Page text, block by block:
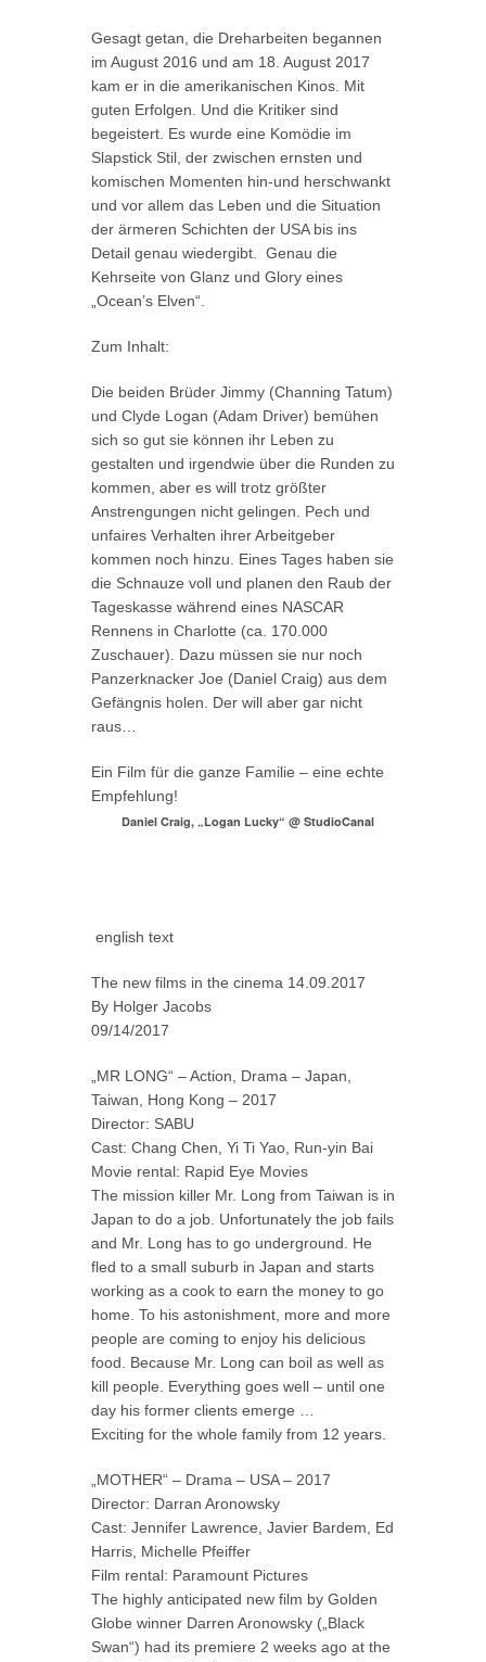
Gesagt getan, die Dreharbeiten begannen
im August 2016 und am 18. August 2017
kam er in die amerikanischen Kinos. Mit
guten Erfolgen. Und die Kritiker sind
begeistert. Es wurde eine Komödie im
Slapstick Stil, der zwischen ernsten und
komischen Momenten hin-und herschwankt
und vor allem das Leben und die Situation
der ärmeren Schichten der USA bis ins
Detail genau wiedergibt. Genau die
Kehrseite von Glanz und Glory eines
„Ocean’s Elven“.
Zum Inhalt:
Die beiden Brüder Jimmy (Channing Tatum)
und Clyde Logan (Adam Driver) bemühen
sich so gut sie können ihr Leben zu
gestalten und irgendwie über die Runden zu
kommen, aber es will trotz größter
Anstrengungen nicht gelingen. Pech und
unfaires Verhalten ihrer Arbeitgeber
kommen noch hinzu. Eines Tages haben sie
die Schnauze voll und planen den Raub der
Tageskasse während eines NASCAR
Rennens in Charlotte (ca. 170.000
Zuschauer). Dazu müssen sie nur noch
Panzerknacker Joe (Daniel Craig) aus dem
Gefängnis holen. Der will aber gar nicht
raus…
Ein Film für die ganze Familie – eine echte
Empfehlung!
Daniel Craig, „Logan Lucky“ @ StudioCanal
english text
The new films in the cinema 14.09.2017
By Holger Jacobs
09/14/2017
„MR LONG“ – Action, Drama – Japan,
Taiwan, Hong Kong – 2017
Director: SABU
Cast: Chang Chen, Yi Ti Yao, Run-yin Bai
Movie rental: Rapid Eye Movies
The mission killer Mr. Long from Taiwan is in
Japan to do a job. Unfortunately the job fails
and Mr. Long has to go underground. He
fled to a small suburb in Japan and starts
working as a cook to earn the money to go
home. To his astonishment, more and more
people are coming to enjoy his delicious
food. Because Mr. Long can boil as well as
kill people. Everything goes well – until one
day his former clients emerge …
Exciting for the whole family from 12 years.
„MOTHER“ – Drama – USA – 2017
Director: Darran Aronowsky
Cast: Jennifer Lawrence, Javier Bardem, Ed
Harris, Michelle Pfeiffer
Film rental: Paramount Pictures
The highly anticipated new film by Golden
Globe winner Darren Aronowsky („Black
Swan“) had its premiere 2 weeks ago at the